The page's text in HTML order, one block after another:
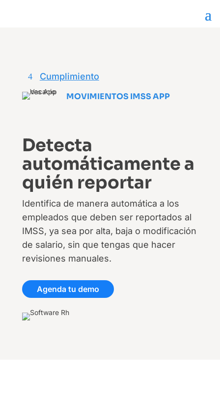
Cumplimiento
MOVIMIENTOS IMSS APP
Detecta
automáticamente a
quién reportar
Identifica de manera automática a los
empleados que deben ser reportados al
IMSS, ya sea por alta, baja o modificación
de salario, sin que tengas que hacer
revisiones manuales.
Agenda tu demo